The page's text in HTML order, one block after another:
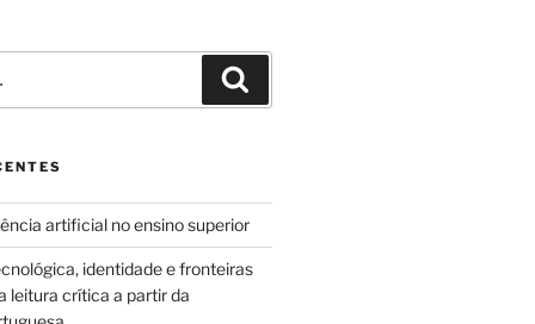
artificial no ensino superior
identidade e fronteiras
leitura crítica a partir da